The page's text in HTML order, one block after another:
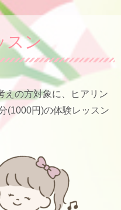
スン
えの方対象に、ヒアリン
(1000円)の体験レッスン